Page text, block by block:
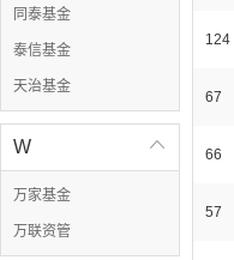
同泰基金
泰信基金
天治基金

W
万家基金
万联资管
124
67
66
57